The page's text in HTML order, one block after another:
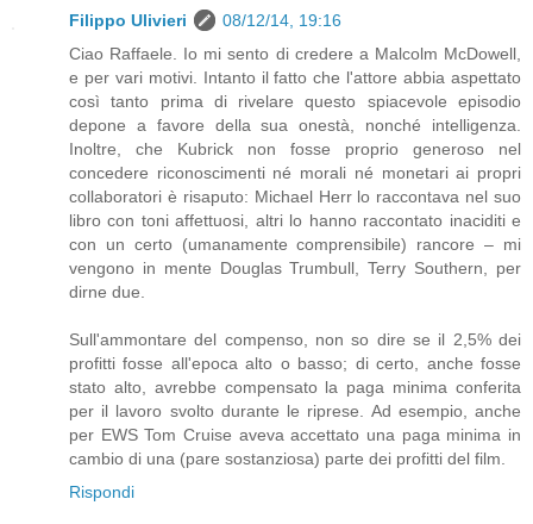
Filippo Ulivieri
08/12/14, 19:16
Ciao Raffaele. Io mi sento di credere a Malcolm McDowell,
e per vari motivi. Intanto il fatto che l'attore abbia aspettato
così tanto prima di rivelare questo spiacevole episodio
depone a favore della sua onestà, nonché intelligenza.
Inoltre, che Kubrick non fosse proprio generoso nel
concedere riconoscimenti né morali né monetari ai propri
collaboratori è risaputo: Michael Herr lo raccontava nel suo
libro con toni affettuosi, altri lo hanno raccontato inaciditi e
con un certo (umanamente comprensibile) rancore – mi
vengono in mente Douglas Trumbull, Terry Southern, per
dirne due.
Sull'ammontare del compenso, non so dire se il 2,5% dei
profitti fosse all'epoca alto o basso; di certo, anche fosse
stato alto, avrebbe compensato la paga minima conferita
per il lavoro svolto durante le riprese. Ad esempio, anche
per EWS Tom Cruise aveva accettato una paga minima in
cambio di una (pare sostanziosa) parte dei profitti del film.
Rispondi